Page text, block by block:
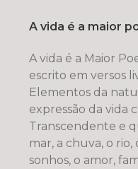
A vida é a maior
A vida é a Maior
escrito em versos
Elementos da
expressão da vida
Transcendente e
mar, a chuva, o rio,
sonhos, o amor, família, saudade, amizade são